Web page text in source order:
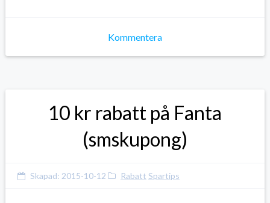
Kommentera
10 kr rabatt på Fanta
(smskupong)
Skapad: 2015-10-12 Rabatt Spartips